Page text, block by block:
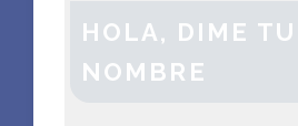
HOLA, DIME TU
NOMBRE